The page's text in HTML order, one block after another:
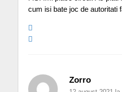
cum isi bate joc de autoritati
Zorro